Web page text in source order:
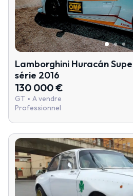
Lamborghini Huracán
série 2016
130 000 €
GT
A vendre
Professionnel